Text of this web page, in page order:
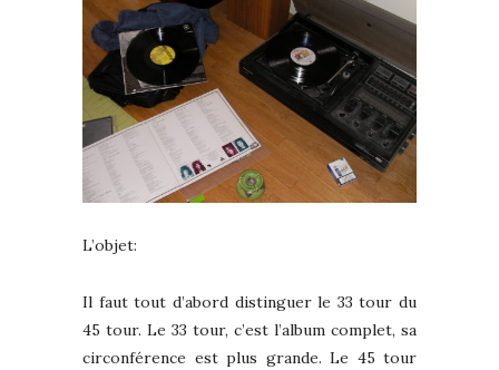
L’objet:
Il faut tout d’abord distinguer le 33 tour du
45 tour. Le 33 tour, c’est l’album complet, sa
circonférence est plus grande. Le 45 tour